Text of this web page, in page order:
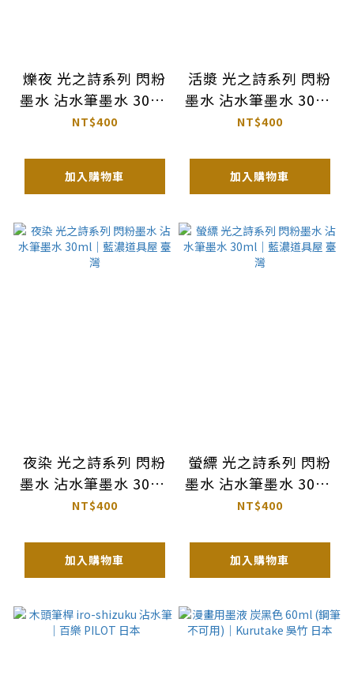
爍夜 光之詩系列 閃粉
墨水 沾水筆墨水 30ml
｜藍濃道具屋 臺灣
NT$400
加入購物車
活漿 光之詩系列 閃粉
墨水 沾水筆墨水 30ml
｜藍濃道具屋 臺灣
NT$400
加入購物車
夜染 光之詩系列 閃粉
墨水 沾水筆墨水 30ml
｜藍濃道具屋 臺灣
NT$400
加入購物車
螢縹 光之詩系列 閃粉
墨水 沾水筆墨水 30ml
｜藍濃道具屋 臺灣
NT$400
加入購物車